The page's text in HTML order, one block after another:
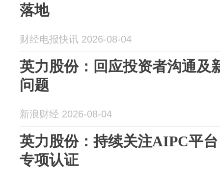
落地
财经电报快讯 2026-08-04
英力股份：回应投资者沟通及
问题
新浪财经 2026-08-04
英力股份：持续关注AIPC平
专项认证